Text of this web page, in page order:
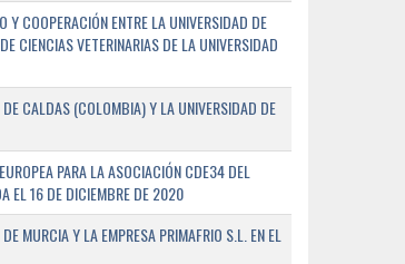
Y COOPERACIÓN ENTRE LA UNIVERSIDAD DE
CIENCIAS VETERINARIAS DE LA UNIVERSIDAD
CALDAS (COLOMBIA) Y LA UNIVERSIDAD DE
PARA LA ASOCIACIÓN CDE34 DEL
EL 16 DE DICIEMBRE DE 2020
MURCIA Y LA EMPRESA PRIMAFRIO S.L. EN EL